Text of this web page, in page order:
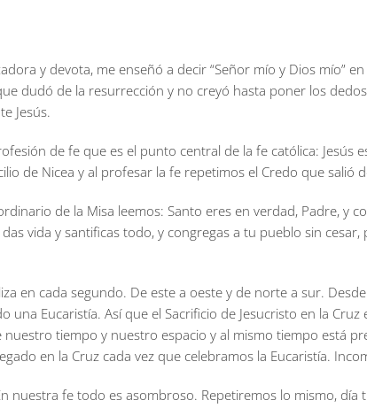
y devota, me enseñó a decir “Señor mío y Dios mío”
dudó de la resurrección y no creyó hasta poner los
Jesús.
de fe que es el punto central de la fe católica:
de Nicea y al profesar la fe repetimos el Credo que salió
de la Misa leemos: Santo eres en verdad, Padre,
vida y santificas todo, y congregas a tu pueblo sin
en cada segundo. De este a oeste y de norte a sur.
una Eucaristía. Así que el Sacrificio de Jesucristo en la
tiempo y nuestro espacio y al mismo tiempo está
en la Cruz cada vez que celebramos la Eucaristía.
nuestra fe todo es asombroso. Repetiremos lo mismo,